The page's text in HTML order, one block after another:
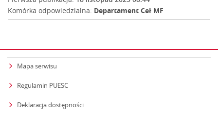
Komórka odpowiedzialna: Departament Ceł MF
Mapa serwisu
Regulamin PUESC
Deklaracja dostępności